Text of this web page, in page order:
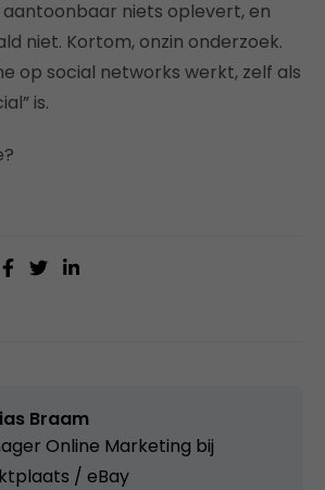
niets oplevert, en
niet. Kortom, onzin onderzoek.
op social networks werkt, zelf als
is.
Braam
Online Marketing bij
/ eBay